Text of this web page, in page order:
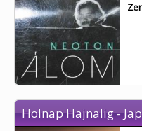
Holnap Hajnalig -